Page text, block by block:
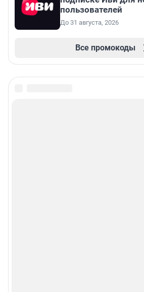
пользователей
До 31 августа, 2026
Все промокоды